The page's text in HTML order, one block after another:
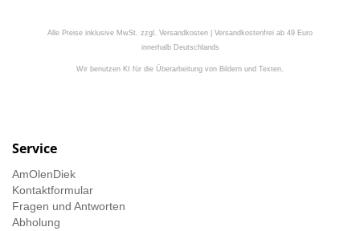
Alle Preise inklusive MwSt. zzgl. Versandkosten | Versandkostenfrei ab 49 Euro
innerhalb Deutschlands
Wir benutzen KI für die Überarbeitung von Bildern und Texten.
Service
AmOlenDiek
Kontaktformular
Fragen und Antworten
Abholung